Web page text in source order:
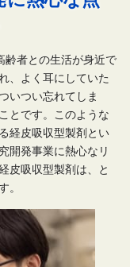
齢者との生活が身近で
、よく耳にしていた
いつい忘れてしま
とです。このような
経皮吸収型製剤とい
開発事業に熱心なリ
皮吸収型製剤は、と
。